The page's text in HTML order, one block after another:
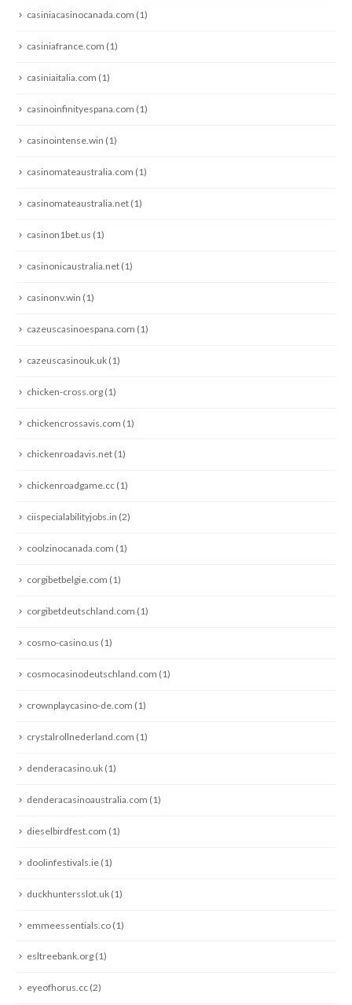
casiniacasinocanada.com (1)
casiniafrance.com (1)
casiniaitalia.com (1)
casinoinfinityespana.com (1)
casinointense.win (1)
casinomateaustralia.com (1)
casinomateaustralia.net (1)
casinon1bet.us (1)
casinonicaustralia.net (1)
casinonv.win (1)
cazeuscasinoespana.com (1)
cazeuscasinouk.uk (1)
chicken-cross.org (1)
chickencrossavis.com (1)
chickenroadavis.net (1)
chickenroadgame.cc (1)
ciispecialabilityjobs.in (2)
coolzinocanada.com (1)
corgibetbelgie.com (1)
corgibetdeutschland.com (1)
cosmo-casino.us (1)
cosmocasinodeutschland.com (1)
crownplaycasino-de.com (1)
crystalrollnederland.com (1)
denderacasino.uk (1)
denderacasinoaustralia.com (1)
dieselbirdfest.com (1)
doolinfestivals.ie (1)
duckhuntersslot.uk (1)
emmeessentials.co (1)
esltreebank.org (1)
eyeofhorus.cc (2)